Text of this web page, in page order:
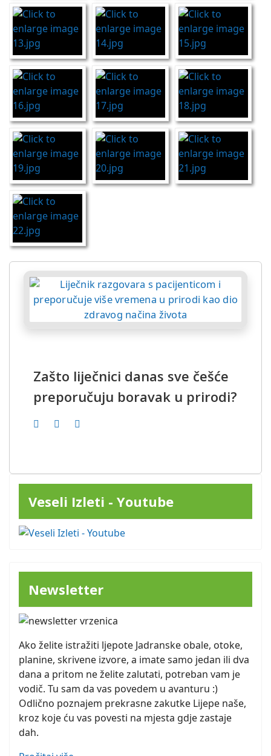
Zašto liječnici danas sve češće
preporučuju boravak u prirodi?
Veseli Izleti - Youtube
Newsletter
Ako želite istražiti ljepote Jadranske obale, otoke,
planine, skrivene izvore, a imate samo jedan ili dva
dana a pritom ne želite zalutati, potreban vam je
vodič. Tu sam da vas povedem u avanturu :)
Odlično poznajem prekrasne zakutke Lijepe naše,
kroz koje ću vas povesti na mjesta gdje zastaje
dah.